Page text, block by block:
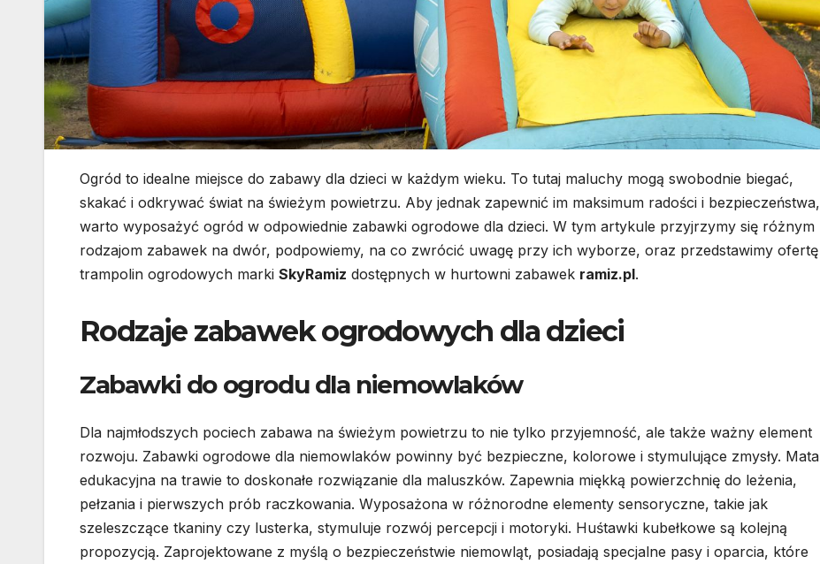
Ogród to idealne miejsce do zabawy dla dzieci w każdym wieku. To tutaj maluchy mogą swobodnie biegać,
skakać i odkrywać świat na świeżym powietrzu. Aby jednak zapewnić im maksimum radości i bezpieczeństwa,
warto wyposażyć ogród w odpowiednie zabawki ogrodowe dla dzieci. W tym artykule przyjrzymy się różnym
rodzajom zabawek na dwór, podpowiemy, na co zwrócić uwagę przy ich wyborze, oraz przedstawimy ofertę
trampolin ogrodowych marki SkyRamiz dostępnych w hurtowni zabawek ramiz.pl.
Rodzaje zabawek ogrodowych dla dzieci
Zabawki do ogrodu dla niemowlaków
Dla najmłodszych pociech zabawa na świeżym powietrzu to nie tylko przyjemność, ale także ważny element
rozwoju. Zabawki ogrodowe dla niemowlaków powinny być bezpieczne, kolorowe i stymulujące zmysły. Mata
edukacyjna na trawie to doskonałe rozwiązanie dla maluszków. Zapewnia miękką powierzchnię do leżenia,
pełzania i pierwszych prób raczkowania. Wyposażona w różnorodne elementy sensoryczne, takie jak
szeleszczące tkaniny czy lusterka, stymuluje rozwój percepcji i motoryki. Huśtawki kubełkowe są kolejną
propozycją. Zaprojektowane z myślą o bezpieczeństwie niemowląt, posiadają specjalne pasy i oparcia, które